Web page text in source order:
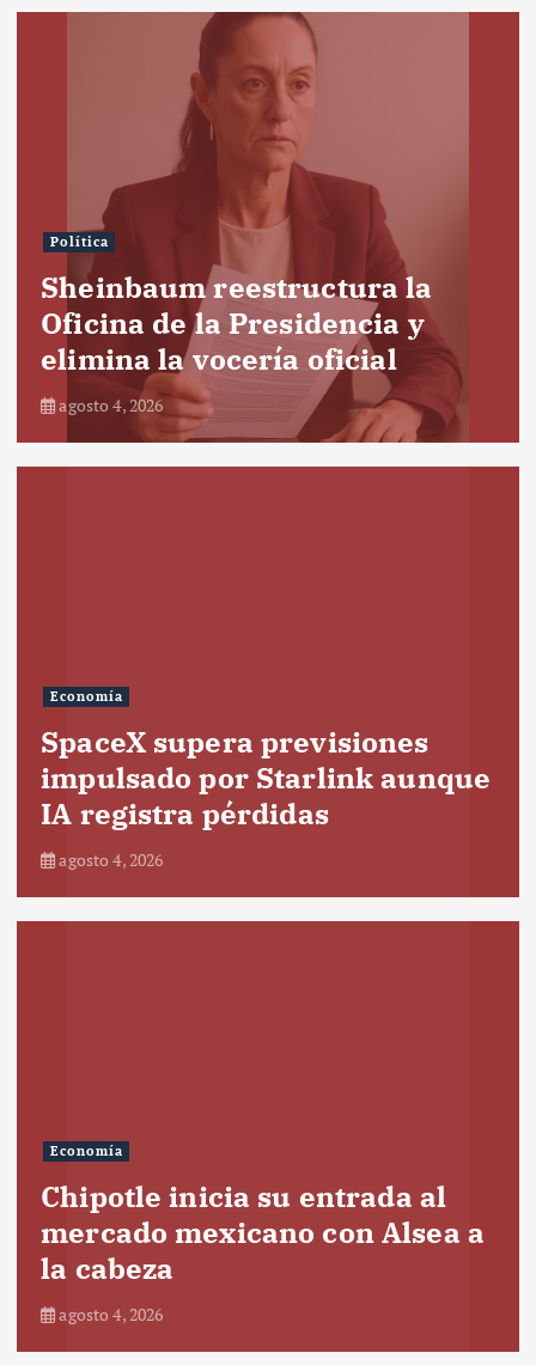
Política
Sheinbaum reestructura la
Oficina de la Presidencia y
elimina la vocería oficial
agosto 4, 2026
Economía
SpaceX supera previsiones
impulsado por Starlink aunque
IA registra pérdidas
agosto 4, 2026
Economía
Chipotle inicia su entrada al
mercado mexicano con Alsea a
la cabeza
agosto 4, 2026